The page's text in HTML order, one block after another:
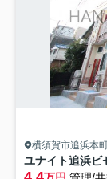
横須賀市追浜本
ユナイト追浜ビ